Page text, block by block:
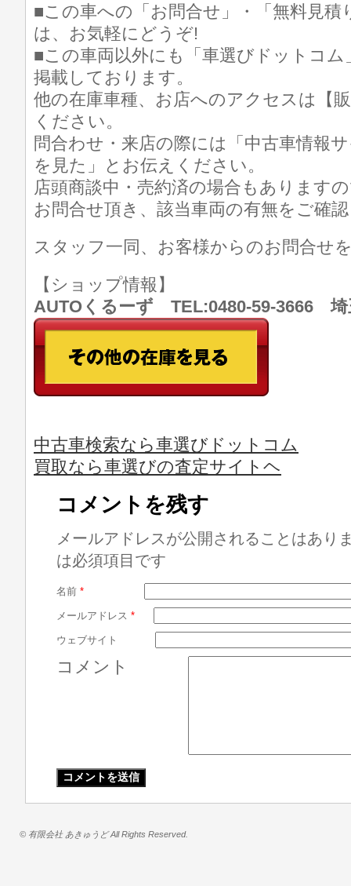
■この車への「お問合せ」・「無料見積
は、お気軽にどうぞ!
■この車両以外にも「車選びドットコ
掲載しております。
他の在庫車種、お店へのアクセスは【
ください。
問合わせ・来店の際には「中古車情報
を見た」とお伝えください。
店頭商談中・売約済の場合もあります
お問合せ頂き、該当車両の有無をご確
スタッフ一同、お客様からのお問合せ
【ショップ情報】
AUTOくるーず TEL:0480-59-3666 埼
中古車検索なら車選びドットコム
買取なら車選びの査定サイトヘ
コメントを残す
メールアドレスが公開されることはあり
は必須項目です
名前 *
メールアドレス *
ウェブサイト
コメント
© 有限会社 あきゅうど All Rights Reserved.